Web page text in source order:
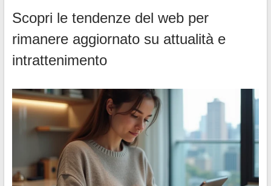
Scopri le tendenze del web per
rimanere aggiornato su attualità e
intrattenimento